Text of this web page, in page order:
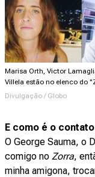
Marisa Orth, Victor
Villela estão no elenco do
Divulgação / Globo
E como é o
O George Sauma, o
comigo no Zorra,
minha amigona,